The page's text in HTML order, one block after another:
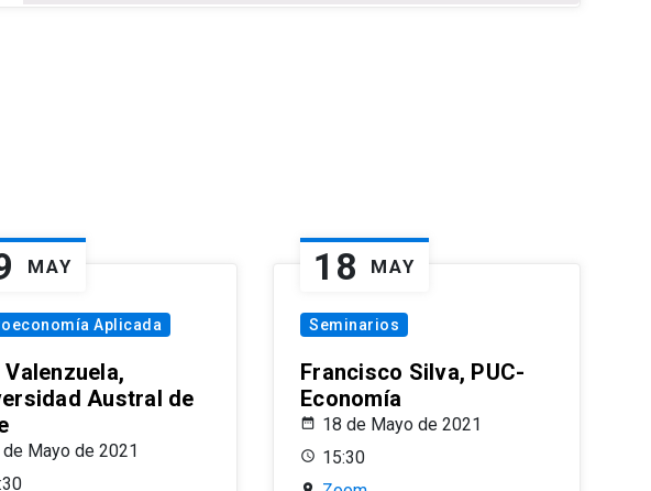
MAY
Aplicada
Valenzuela,
Austral de
de Mayo de 2021
18 MAY
Seminarios
Francisco Silva, PUC-
Economía
18 de Mayo de 2021
15:30